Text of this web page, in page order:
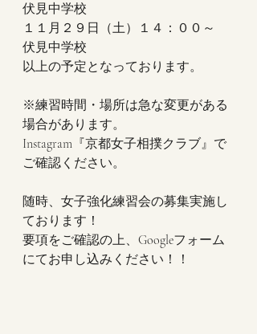
伏見中学校
１１月２９日（土）１４：００～
伏見中学校
以上の予定となっております。
※練習時間・場所は急な変更がある
場合があります。
Instagram『京都女子相撲クラブ』で
ご確認ください。
随時、女子強化練習会の募集実施し
ております！
要項をご確認の上、Googleフォーム
にてお申し込みください！！